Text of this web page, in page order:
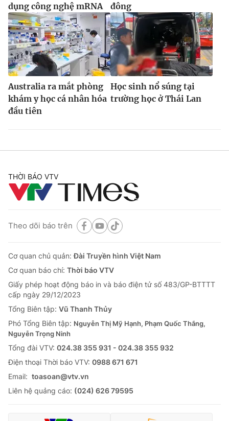
dụng công nghệ mRNA
đông
Australia ra mắt phòng
khám y học cá nhân hóa
đầu tiên
Học sinh nổ súng tại
trường học ở Thái Lan
THỜI BÁO VTV
Theo dõi báo trên
Cơ quan chủ quản:Đài Truyền hình Việt Nam
Cơ quan báo chí: Thời báo VTV
Giấy phép hoạt động báo in và báo điện tử số 483/GP-BTTTT
cấp ngày 29/12/2023
Tổng Biên tập: Vũ Thanh Thủy
Phó Tổng Biên tập: Nguyễn Thị Mỹ Hạnh, Phạm Quốc Thắng,
Nguyễn Trọng Ninh
Tổng đài VTV: 024.38 355 931 - 024.38 355 932
Ðiện thoại Thời báo VTV: 0988 671 671
Email: toasoan@vtv.vn
Liên hệ quảng cáo: (024) 626 79595